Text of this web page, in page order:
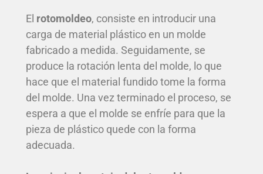
El rotomoldeo, consiste en introducir una
carga de material plástico en un molde
fabricado a medida. Seguidamente, se
produce la rotación lenta del molde, lo que
hace que el material fundido tome la forma
del molde. Una vez terminado el proceso, se
espera a que el molde se enfríe para que la
pieza de plástico quede con la forma
adecuada.